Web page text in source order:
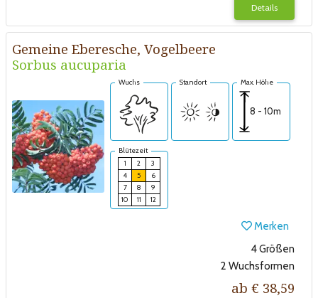
Details
Gemeine Eberesche, Vogelbeere
Sorbus aucuparia
Wuchs Standort Max. Höhe
8 - 10m
Blütezeit
1
2
3
4
5
6
7
8
9
10
11 12
Merken
4 Größen
2 Wuchsformen
ab € 38,59